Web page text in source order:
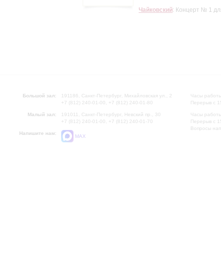
Чайковский: Концерт № 1
Большой зал:
191186, Санкт-Петербург, Михайловская ул., 2
+7 (812) 240-01-00, +7 (812) 240-01-80
Малый зал:
191011, Санкт-Петербург, Невский пр., 30
+7 (812) 240-01-00, +7 (812) 240-01-70
Напишите нам:
MAX
Часы
Перерыв с
Часы
Перерыв с
Вопросы